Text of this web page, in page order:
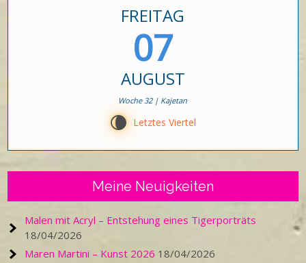
FREITAG
07
AUGUST
Woche 32 | Kajetan
V Letztes Viertel
Meine Neuigkeiten
Malen mit Acryl – Entstehung eines Tigerporträts
18/04/2026
Maren Martini – Kunst 2026 18/04/2026